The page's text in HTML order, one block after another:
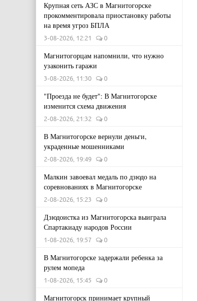
Крупная сеть АЗС в Магнитогорске
прокомментировала приостановку работы
на время угроз БПЛА
3-08-2026, 12:21 0
Магнитогорцам напомнили, что нужно
узаконить гаражи
3-08-2026, 11:30 0
"Проезда не будет": В Магнитогорске
изменится схема движения
2-08-2026, 21:32 0
В Магнитогорске вернули деньги,
украденные мошенниками
2-08-2026, 19:49 0
Малкин завоевал медаль по дзюдо на
соревнованиях в Магнитогорске
2-08-2026, 15:23 0
Дзюдоистка из Магнитогорска выиграла
Спартакиаду народов России
1-08-2026, 19:57 0
В Магнитогорске задержали ребенка за
рулем мопеда
1-08-2026, 15:45 0
Магнитогорск принимает крупный